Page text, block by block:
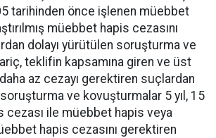
tarihinden önce işlenen müebbet
müebbet hapis cezasını
dolayı yürütülen soruşturma ve
teklifin kapsamına giren ve üst
daha az cezayı gerektiren suçlardan
ve kovuşturmalar 5 yıl, 15
cezası ile müebbet hapis veya
hapis cezasını gerektiren